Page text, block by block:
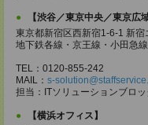
【渋谷／東京中央／東京広
東京都新宿区西新宿1-6-1 新宿
地下鉄各線・京王線・小田急
TEL：0120-855-242
MAIL： s-
担当：ITソリューションブロ
【横浜オフィス】